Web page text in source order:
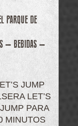
PARQUE DE
– BEBIDAS –
JUMP
LET’S
PARA
MINUTOS